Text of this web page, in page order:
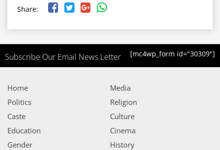
Share:
Subscribe Our Email News Letter [mc4wp_form id="30309"]
Home
Politics
Caste
Education
Gender
Media
Religion
Culture
Cinema
History